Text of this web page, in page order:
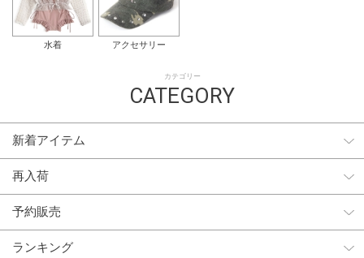
水着 アクセサリー
カテゴリー
CATEGORY
新着アイテム
再入荷
予約販売
ランキング